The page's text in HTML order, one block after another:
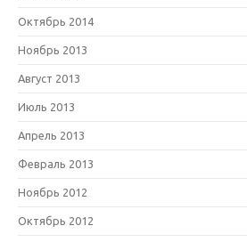
Октябрь 2014
Ноябрь 2013
Август 2013
Июль 2013
Апрель 2013
Февраль 2013
Ноябрь 2012
Октябрь 2012